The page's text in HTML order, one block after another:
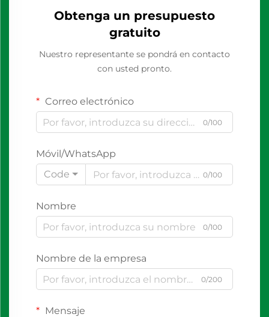
Obtenga un presupuesto
gratuito
Nuestro representante se pondrá en contacto
con usted pronto.
Correo electrónico
0/100
Móvil/WhatsApp
Code
0/100
Nombre
0/100
Nombre de la empresa
0/200
Mensaje